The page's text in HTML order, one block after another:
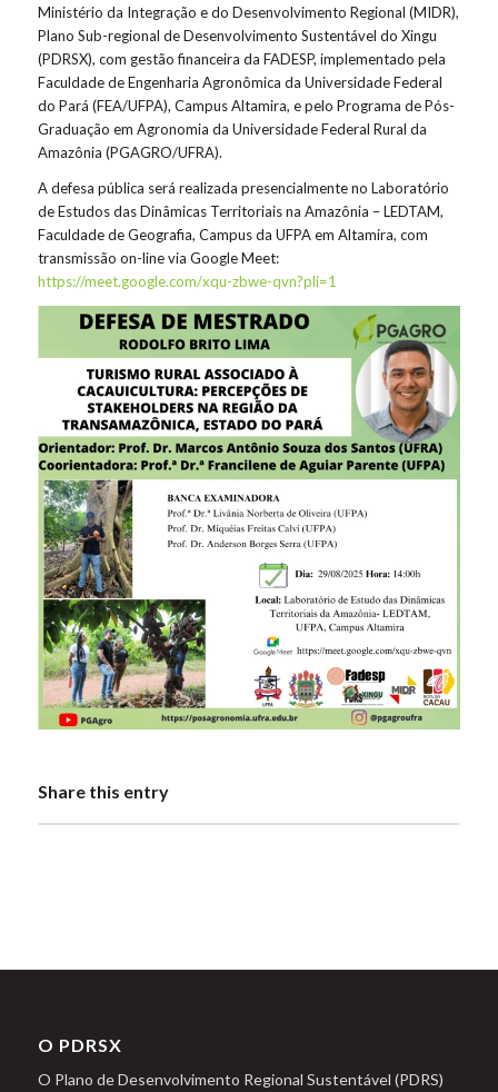
Ministério da Integração e do Desenvolvimento Regional (MIDR),
Plano Sub-regional de Desenvolvimento Sustentável do Xingu
(PDRSX), com gestão financeira da FADESP, implementado pela
Faculdade de Engenharia Agronômica da Universidade Federal
do Pará (FEA/UFPA), Campus Altamira, e pelo Programa de Pós-
Graduação em Agronomia da Universidade Federal Rural da
Amazônia (PGAGRO/UFRA).
A defesa pública será realizada presencialmente no Laboratório
de Estudos das Dinâmicas Territoriais na Amazônia – LEDTAM,
Faculdade de Geografia, Campus da UFPA em Altamira, com
transmissão on-line via Google Meet:
https://meet.google.com/xqu-zbwe-qvn?pli=1
Share this entry
O PDRSX
O Plano de Desenvolvimento Regional Sustentável (PDRS)